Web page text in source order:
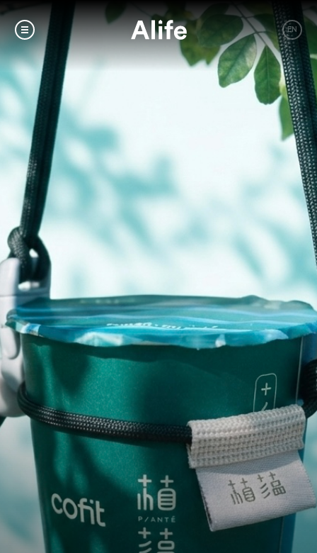
Measures for Influenza
Response.
Alive or not, we’re committed to
Alife.
Alife 與您一起防疫，打造安心的理想生
活。
Alife 從籌備第一棟標的物以來，持續關注季節性流感防治情況。
即將參與其中每一位夥伴的健康安全一直是 Alife 籌備工作的重中
之重，我們皆會嚴格遵守衛生署衛生福利部及相關部門的指示。
我們已在 Alife 總部、 Alife FL 與 Alife WCH 內實施防疫及衛生
加強措施，期望能與大家共同提供安心的環境。
共同打造安心的理想生活
・Alife 管理團隊
全面加強辦公空間、合作單位聯繫空間與各往返區域空間的清潔與
消毒作業。
EN